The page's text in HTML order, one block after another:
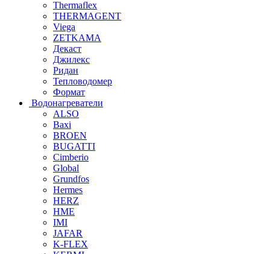
Thermaflex
THERMAGENT
Viega
ZETKAMA
Декаст
Джилекс
Ридан
Тепловодомер
Формат
Водонагреватели
ALSO
Baxi
BROEN
BUGATTI
Cimberio
Global
Grundfos
Hermes
HERZ
HME
IMI
JAFAR
K-FLEX